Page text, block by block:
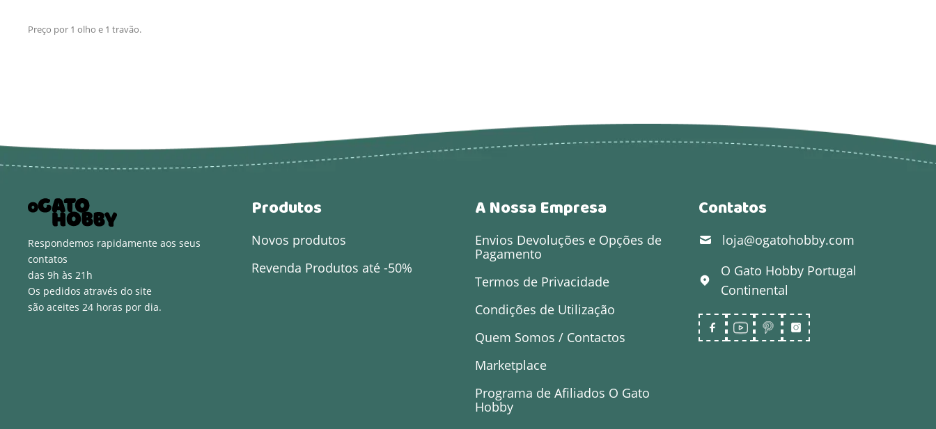
Preço por 1 olho e 1 travão.
Respondemos rapidamente aos seus
contatos
das 9h às 21h
Os pedidos através do site
são aceites 24 horas por dia.
Produtos
Novos produtos
Revenda Produtos até -50%
A Nossa Empresa
Envios Devoluções e Opções de
Pagamento
Termos de Privacidade
Condições de Utilização
Quem Somos / Contactos
Marketplace
Programa de Afiliados O Gato
Hobby
Contatos
loja@ogatohobby.com
O Gato Hobby Portugal
Continental